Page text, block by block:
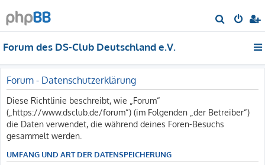
u
Forum des DS-Club Deutschland e.V.
Forum - Datenschutzerklärung
Diese Richtlinie beschreibt, wie „Forum“
(„https://www.dsclub.de/forum“) (im Folgenden „der Betreiber“)
die Daten verwendet, die während deines Foren-Besuchs
gesammelt werden.
UMFANG UND ART DER DATENSPEICHERUNG